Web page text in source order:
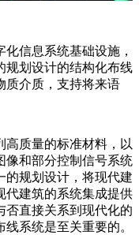
信息系统基础设施，
规划设计的结构化布线
质介质，支持将来语
高质量的标准材料，以
像和部分控制信号系统
的规划设计，将现代建
代建筑的系统集成提供
否直接关系到现代化的
系统是至关重要的。